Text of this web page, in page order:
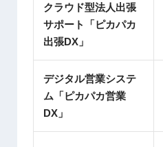
クラウド型法人出張
サポート「ピカパカ
出張DX」
デジタル営業システ
ム「ピカパカ営業
DX」